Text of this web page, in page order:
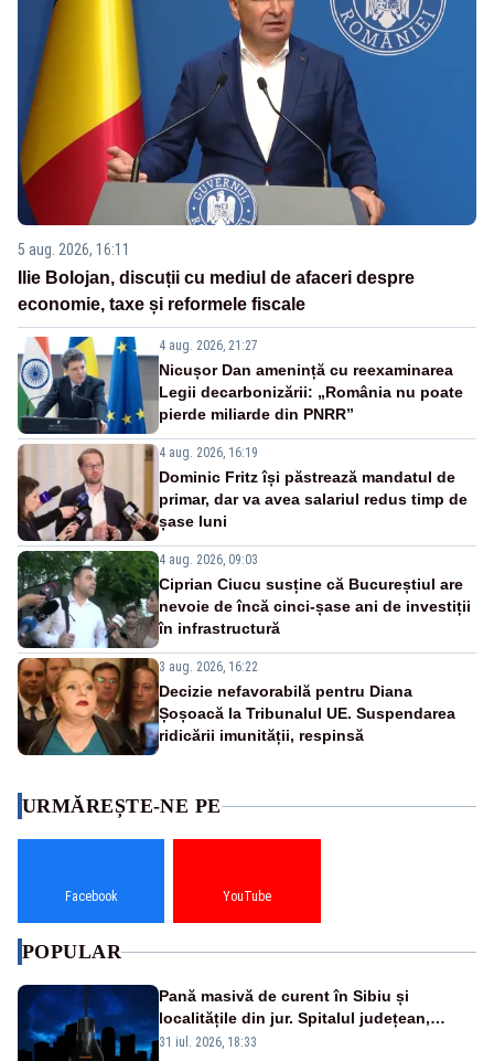
5 aug. 2026, 16:11
Ilie Bolojan, discuții cu mediul de afaceri despre
economie, taxe și reformele fiscale
4 aug. 2026, 21:27
Nicușor Dan amenință cu reexaminarea
Legii decarbonizării: „România nu poate
pierde miliarde din PNRR”
4 aug. 2026, 16:19
Dominic Fritz își păstrează mandatul de
primar, dar va avea salariul redus timp de
șase luni
4 aug. 2026, 09:03
Ciprian Ciucu susține că Bucureștiul are
nevoie de încă cinci-șase ani de investiții
în infrastructură
3 aug. 2026, 16:22
Decizie nefavorabilă pentru Diana
Șoșoacă la Tribunalul UE. Suspendarea
ridicării imunității, respinsă
URMĂREȘTE-NE PE
Facebook YouTube
POPULAR
Pană masivă de curent în Sibiu și
localitățile din jur. Spitalul județean,
semafoarele, rețelele de telefonie, grav
31 iul. 2026, 18:33